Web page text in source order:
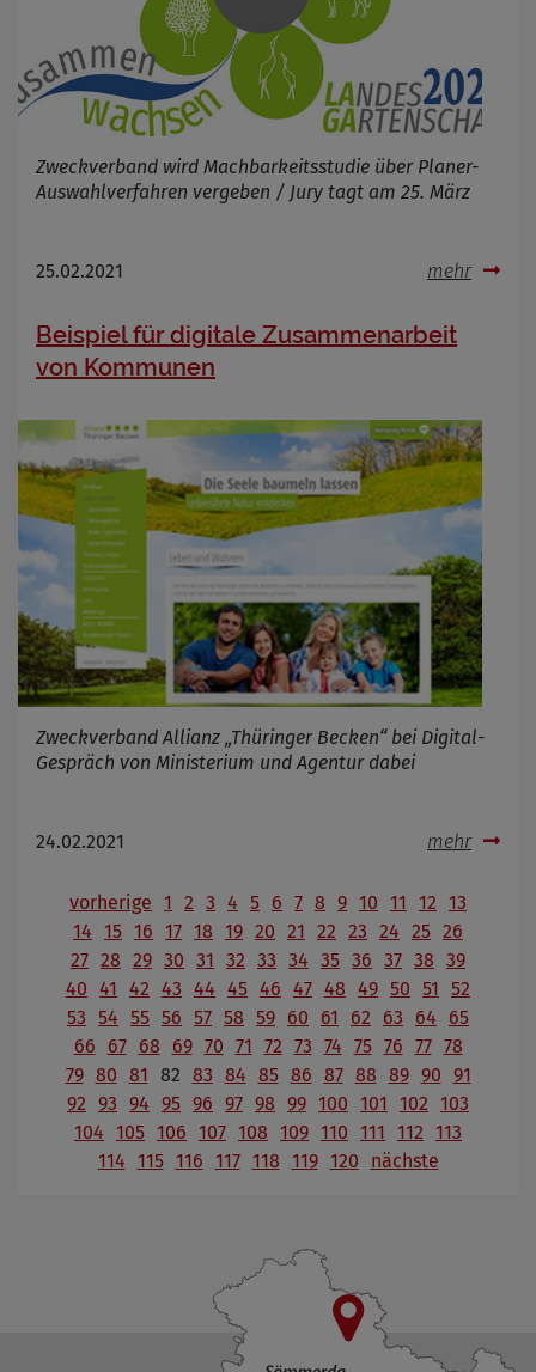
Zweckverband wird Machbarkeitsstudie über Planer-
Auswahlverfahren vergeben / Jury tagt am 25. März
25.02.2021 mehr
Beispiel für digitale Zusammenarbeit
von Kommunen
Zweckverband Allianz „Thüringer Becken“ bei Digital-
Gespräch von Ministerium und Agentur dabei
24.02.2021 mehr
vorherige 1 2 3 4 5 6 7 8 9 10 11 12 13
14 15 16 17 18 19 20 21 22 23 24 25 26
27 28 29 30 31 32 33 34 35 36 37 38 39
40 41 42 43 44 45 46 47 48 49 50 51
52
53 54 55 56 57 58 59 60 61 62 63 64
65
66
67 68 69 70 71 72 73 74 75 76 77 78
79 80 81 82 83 84 85 86 87 88 89 90 91
92 93 94 95 96 97 98 99 100 101 102 103
104 105 106 107 108 109 110 111 112 113
114 115 116 117 118 119 120 nächste